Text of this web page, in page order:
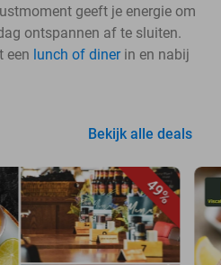
geeft je energie om
ontspannen af te sluiten.
een lunch of dinerin en nabij
Bekijk alle deals
49%